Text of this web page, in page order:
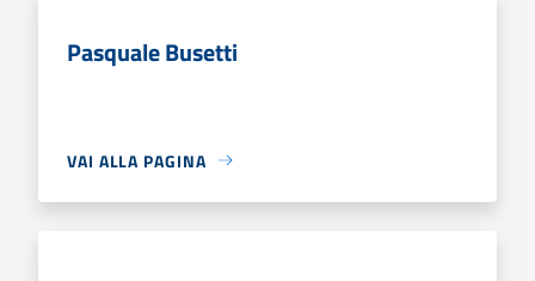
Pasquale Busetti
VAI ALLA PAGINA